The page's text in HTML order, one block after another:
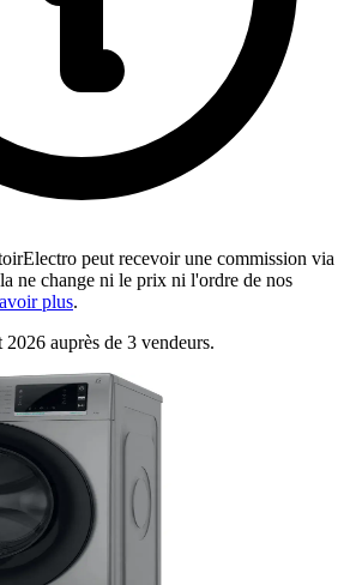
peut recevoir une commission via
ne change ni le prix ni l'ordre de nos
plus.
auprès de 3 vendeurs.